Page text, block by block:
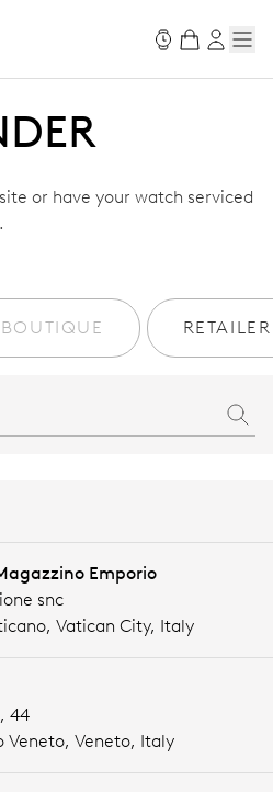
or have your watch serviced
RETAILER
Emporio
snc
Vatican City, Italy
44
Veneto, Veneto, Italy